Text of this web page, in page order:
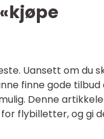
Uansett om du
finne gode tilbud
Denne
flybilletter, og gi